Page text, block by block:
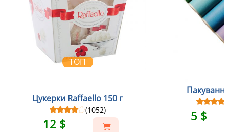
ТОП
Цукерки Raffaello 150 г
(1052)
12 $
5 $